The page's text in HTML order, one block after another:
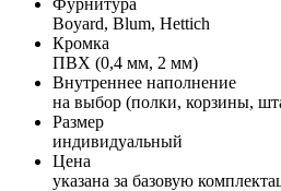
Boyard, Blum, Hettich
Кромка
ПВХ (0,4 мм, 2 мм)
Внутреннее наполнение
на выбор (полки, корзины,
Размер
индивидуальный
Цена
указана за базовую